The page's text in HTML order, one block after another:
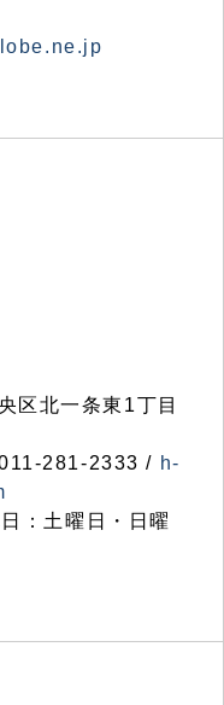
北一条東1丁目
281-2333 / h-
：土曜日・日曜